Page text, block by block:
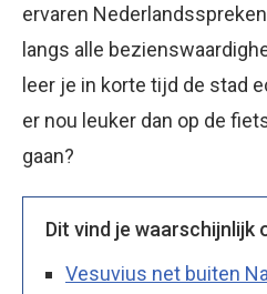
ervaren
langs alle
leer je in korte tijd de stad
er nou leuker dan op de
gaan?
Dit vind je waarschijnlijk
Vesuvius net buiten